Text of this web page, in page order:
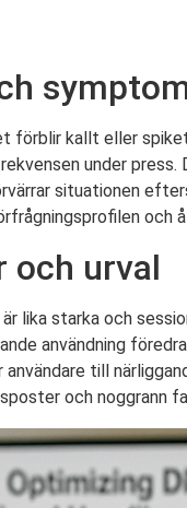
förblir kallt eller
under
situationen
och urval
lika starka och
användning
till
och noggrann